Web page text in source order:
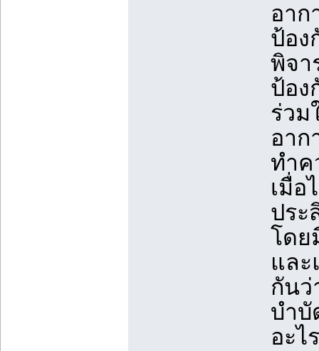
อาก
ป้อง
พิจา
ป้อง
ร่วม
อาก
ทำค
เมื่อ
ประ
โดย
และ
กันว่
บำบั
อะไ